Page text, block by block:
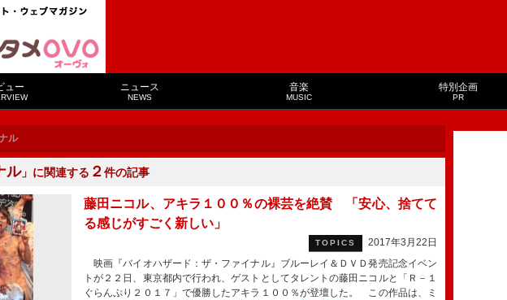
ュー ニュース
NEWS
音楽
MUSIC
特別企画
PR
ル
ル」に関連する ２件の記事
藤田ニコル、アキラ１００％の裸芸を絶賛 「安心、捨てて
る感じがすごく新しい」
TOPICS
2017年3月22日
映画『バイオハザード：ザ・ファイナル』ブルーレイ＆ＤＶＤ発売記念イベン
トが２２日、東京都内で行われ、ゲストとしてタレントの藤田ニコルと「Ｒ－１
ぐらんぷり２０１７」で優勝したアキラ１００％が登壇した。 この作品は、ミ